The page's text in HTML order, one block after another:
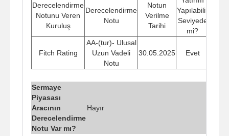
Derecelendirme
Notunu Veren
Kuruluş
Derecelendirme
Notu
Notun
Verilme
Tarihi
Yapılabilir
Seviyede
mi?
Fitch Rating
AA-(tur)- Ulusal
Uzun Vadeli
Notu
30.05.2025 Evet
Sermaye
Piyasası
Aracının
Derecelendirme
Notu Var mı?
Hayır